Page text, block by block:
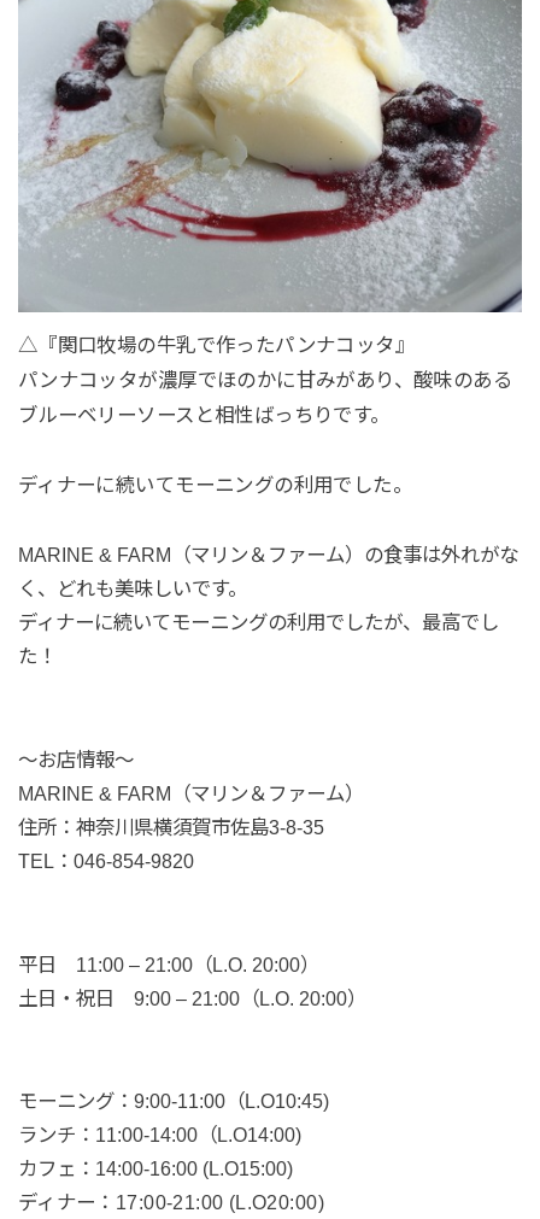
△『関口牧場の牛乳で作ったパンナコッタ』
パンナコッタが濃厚でほのかに甘みがあり、酸味のある
ブルーベリーソースと相性ばっちりです。
ディナーに続いてモーニングの利用でした。
MARINE & FARM（マリン＆ファーム）の食事は外れがな
く、どれも美味しいです。
ディナーに続いてモーニングの利用でしたが、最高でし
た！
〜お店情報〜
MARINE & FARM（マリン＆ファーム）
住所：神奈川県横須賀市佐島3-8-35
TEL：046-854-9820
平日 11:00 – 21:00（L.O. 20:00）
土日・祝日 9:00 – 21:00（L.O. 20:00）
モーニング：9:00-11:00（L.O10:45)
ランチ：11:00-14:00（L.O14:00)
カフェ：14:00-16:00 (L.O15:00)
ディナー：17:00-21:00 (L.O20:00)